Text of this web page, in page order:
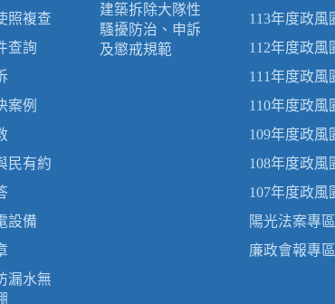
照複查
查詢
案例
民有約
設備
漏水無
建築拆除大隊性
騷擾防治、申訴
及懲戒規範
113年度政風
112年度政風
111年度政風
110年度政風
109年度政風
108年度政風
107年度政風
陽光法案專區
廉政會報專區